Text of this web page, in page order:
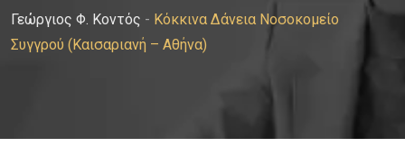
Γεώργιος Φ. Κοντός - Κόκκινα Δάνεια Νοσοκομείο
Συγγρού (Καισαριανή – Αθήνα)